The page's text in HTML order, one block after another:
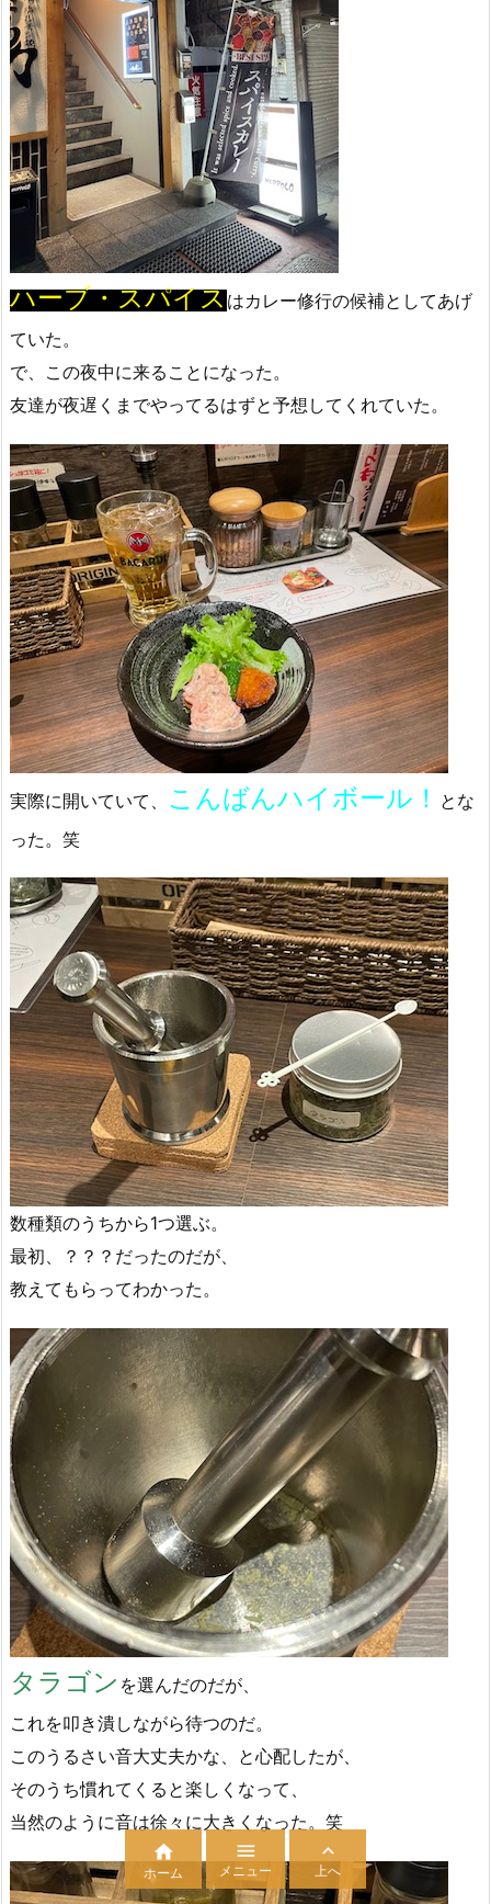
ハーブ・スパイスはカレー修行の候補としてあげ
ていた。
で、この夜中に来ることになった。
友達が夜遅くまでやってるはずと予想してくれていた。
実際に開いていて、 こんばんハイボール！ とな
った。笑
数種類のうちから1つ選ぶ。
最初、？？？だったのだが、
教えてもらってわかった。
タラゴン を選んだのだが、
これを叩き潰しながら待つのだ。
このうるさい音大丈夫かな、と心配したが、
そのうち慣れてくると楽しくなって、
当然のように音は徐々に大きくなった。笑

ホーム

メニュー

上へ